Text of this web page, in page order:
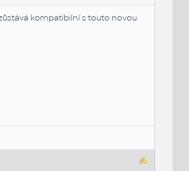
kompatibilní s touto novou